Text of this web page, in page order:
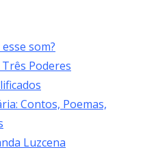
som?
Poderes
Contos, Poemas,
Luzcena